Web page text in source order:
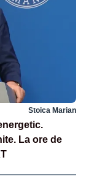
Stoica Marian
La ore de